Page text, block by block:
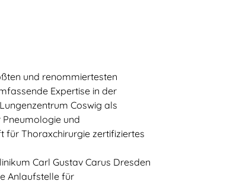
und renommiertesten
Expertise in der
Coswig als
und
für Thoraxchirurgie zertifiziertes
Carl Gustav Carus Dresden
Anlaufstelle für